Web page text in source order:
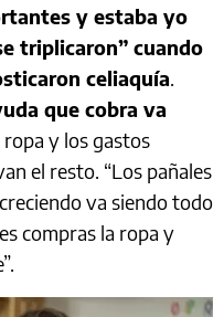
y estaba yo
triplicaron” cuando
celiaquía.
que cobra va
ropa y los gastos
el resto. “Los pañales
va siendo todo
compras la ropa y